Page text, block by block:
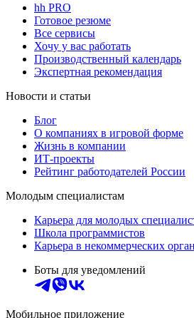
hh PRO
Готовое резюме
Все сервисы
Хочу у вас работать
Производственный календарь
Экспертная рекомендация
Новости и статьи
Блог
О компаниях в игровой форме
Жизнь в компании
ИТ-проекты
Рейтинг работодателей России
Молодым специалистам
Карьера для молодых
Школа программистов
Карьера в некоммерческих
Боты для уведомлений
Мобильное приложение